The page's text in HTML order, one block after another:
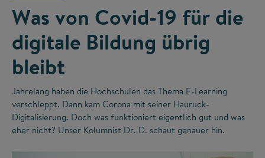
Was von Covid-19 für die
digitale Bildung übrig
bleibt
Jahrelang haben die Hochschulen das Thema E-Learning
verschleppt. Dann kam Corona mit seiner Hauruck-
Digitalisierung. Doch was funktioniert eigentlich gut und was
eher nicht? Unser Kolumnist Dr. D. schaut genauer hin.